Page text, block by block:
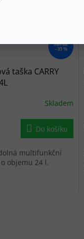
739 Kč
–35 %
taška CARRY
Skladem
Do košíku
multifunkční
objemu 24 l.